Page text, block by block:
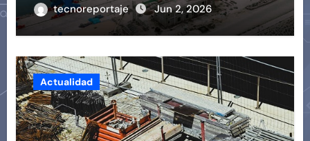
tecnoreportaje Jun 2, 2026
Actualidad